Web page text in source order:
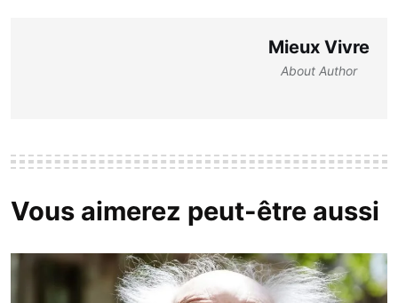
Mieux Vivre
About Author
Vous aimerez peut-être aussi